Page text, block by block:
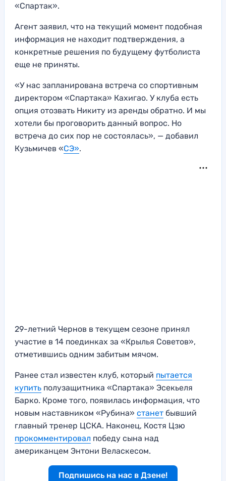
«Спартак».
Агент заявил, что на текущий момент подобная
информация не находит подтверждения, а
конкретные решения по будущему футболиста
еще не приняты.
«У нас запланирована встреча со спортивным
директором «Спартака» Кахигао. У клуба есть
опция отозвать Никиту из аренды обратно. И мы
хотели бы проговорить данный вопрос. Но
встреча до сих пор не состоялась», — добавил
Кузьмичев «СЭ».
29-летний Чернов в текущем сезоне принял
участие в 14 поединках за «Крылья Советов»,
отметившись одним забитым мячом.
Ранее стал известен клуб, который пытается
купить полузащитника «Спартака» Эсекьеля
Барко. Кроме того, появилась информация, что
новым наставником «Рубина» станет бывший
главный тренер ЦСКА. Наконец, Костя Цзю
прокомментировал победу сына над
американцем Энтони Веласкесом.
Подпишись на нас в Дзене!